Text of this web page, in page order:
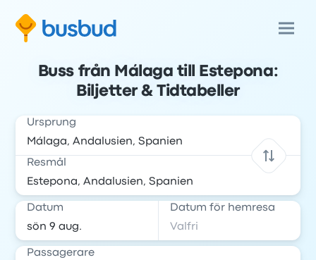
Buss från Málaga till Estepona:
Biljetter & Tidtabeller
Ursprung
Resmål
Datum Datum för hemresa
Passagerare